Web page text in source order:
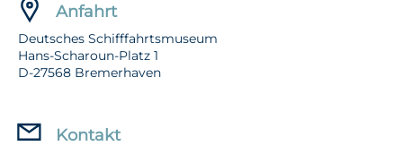
Anfahrt
Deutsches Schifffahrtsmuseum
Hans-Scharoun-Platz 1
D-27568 Bremerhaven
Kontakt